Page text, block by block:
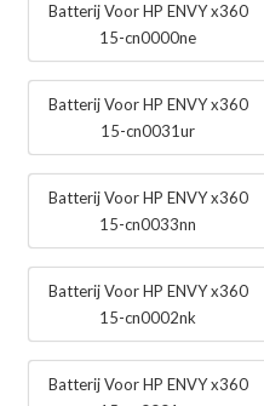
Batterij Voor HP ENVY x360
15-cn0000ne
Batterij Voor HP ENVY x360
15-cn0031ur
Batterij Voor HP ENVY x360
15-cn0033nn
Batterij Voor HP ENVY x360
15-cn0002nk
Batterij Voor HP ENVY x360